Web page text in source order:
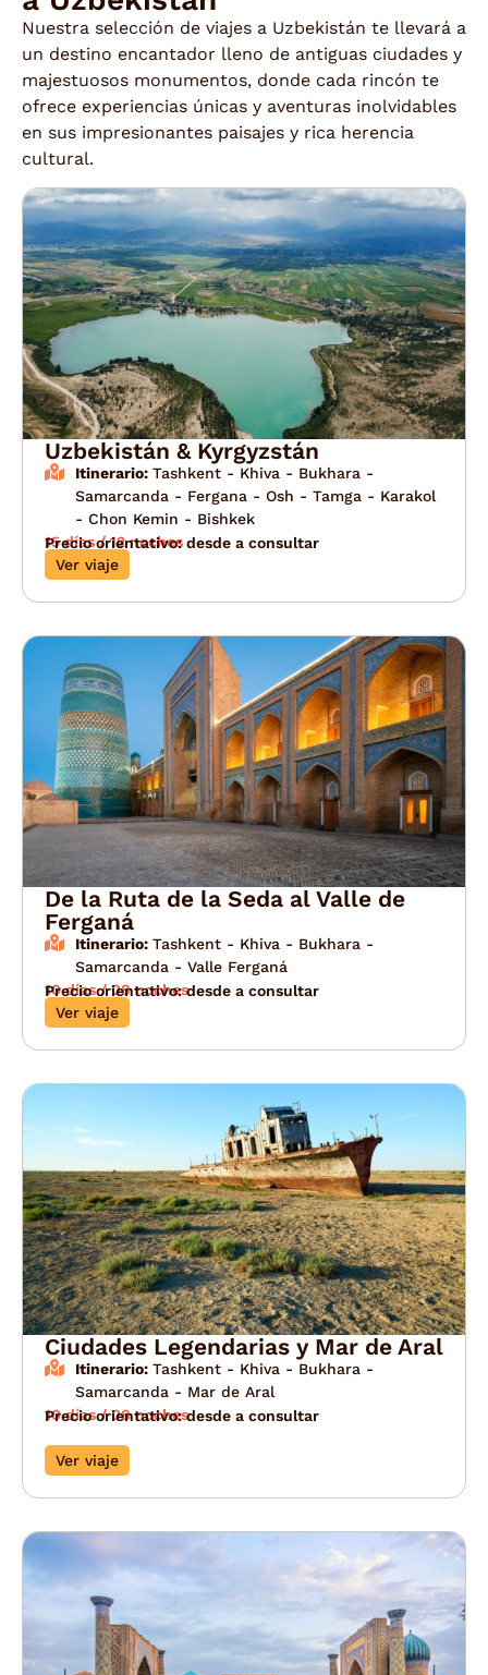
Nuestra selección de viajes a Uzbekistán te llevará a
un destino encantador lleno de antiguas ciudades y
majestuosos monumentos, donde cada rincón te
ofrece experiencias únicas y aventuras inolvidables
en sus impresionantes paisajes y rica herencia
cultural.
Uzbekistán & Kyrgyzstán
Itinerario: Tashkent - Khiva - Bukhara -
Samarcanda - Fergana - Osh - Tamga - Karakol
- Chon Kemin - Bishkek
15 días / 12 noches
Precio orientativo: desde a consultar
Ver viaje
De la Ruta de la Seda al Valle de
Ferganá
Itinerario: Tashkent - Khiva - Bukhara -
Samarcanda - Valle Ferganá
10 días / 08 noches
Precio orientativo: desde a consultar
Ver viaje
Ciudades Legendarias y Mar de Aral
Itinerario: Tashkent - Khiva - Bukhara -
Samarcanda - Mar de Aral
10 días / 08 noches
Precio orientativo: desde a consultar
Ver viaje